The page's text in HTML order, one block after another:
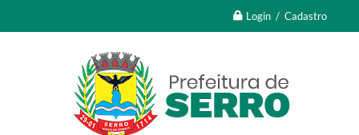
Login / Cadastro